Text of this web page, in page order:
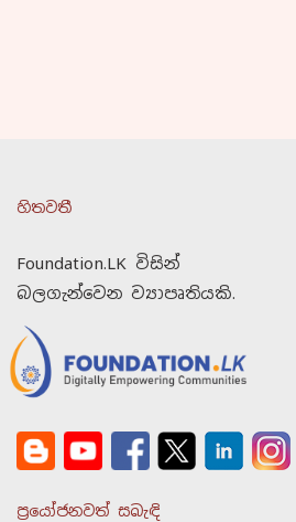
හිතවතී
Foundation.LK විසින්
බලගැන්වෙන ව්‍යාපෘතියකි.
ප්‍රයෝජනවත් සබැඳි